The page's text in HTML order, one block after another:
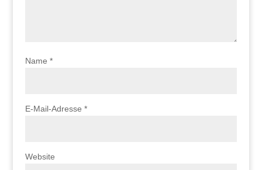
Name *
E-Mail-Adresse *
Website